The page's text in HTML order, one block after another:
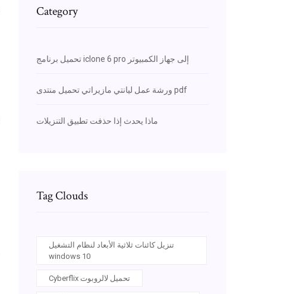
Category
تحميل برنامج iclone 6 pro إلى جهاز الكمبيوتر
ورشة عمل ليانتي مازيراتي تحميل منتدى pdf
ماذا يحدث إذا حذفت تطبيق التنزيلات
Tag Clouds
تنزيل كائنات ثلاثية الأبعاد لنظام التشغيل
windows 10
Cyberflix تحميل لالروبوت